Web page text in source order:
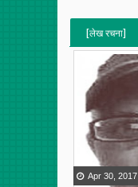
[लेख रचना]
[VERTICAL]
[RECENT][5]
Apr 30 2017